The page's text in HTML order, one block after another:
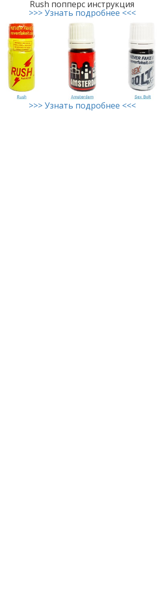
Rush попперс инструкция
>>> Узнать подробнее <<<
>>> Узнать подробнее <<<